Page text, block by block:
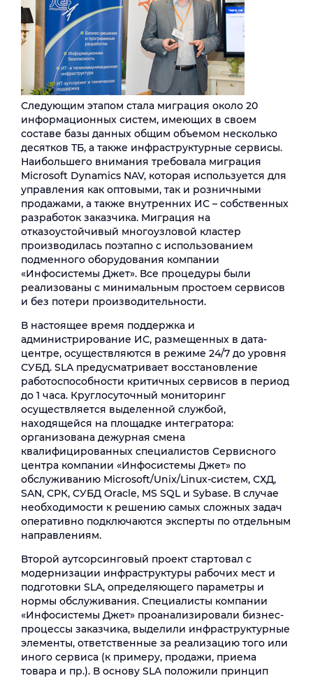
Следующим этапом стала миграция около 20
информационных систем, имеющих в своем
составе базы данных общим объемом несколько
десятков ТБ, а также инфраструктурные сервисы.
Наибольшего внимания требовала миграция
Microsoft Dynamics NAV, которая используется для
управления как оптовыми, так и розничными
продажами, а также внутренних ИС – собственных
разработок заказчика. Миграция на
отказоустойчивый многоузловой кластер
производилась поэтапно с использованием
подменного оборудования компании
«Инфосистемы Джет». Все процедуры были
реализованы с минимальным простоем сервисов
и без потери производительности.
В настоящее время поддержка и
администрирование ИС, размещенных в дата-
центре, осуществляются в режиме 24/7 до уровня
СУБД. SLA предусматривает восстановление
работоспособности критичных сервисов в период
до 1 часа. Круглосуточный мониторинг
осуществляется выделенной службой,
находящейся на площадке интегратора:
организована дежурная смена
квалифицированных специалистов Сервисного
центра компании «Инфосистемы Джет» по
обслуживанию Microsoft/Unix/Linux-систем, СХД,
SAN, СРК, СУБД Oracle, MS SQL и Sybase. В случае
необходимости к решению самых сложных задач
оперативно подключаются эксперты по отдельным
направлениям.
Второй аутсорсинговый проект стартовал с
модернизации инфраструктуры рабочих мест и
подготовки SLA, определяющего параметры и
нормы обслуживания. Специалисты компании
«Инфосистемы Джет» проанализировали бизнес-
процессы заказчика, выделили инфраструктурные
элементы, ответственные за реализацию того или
иного сервиса (к примеру, продажи, приема
товара и пр.). В основу SLA положили принцип